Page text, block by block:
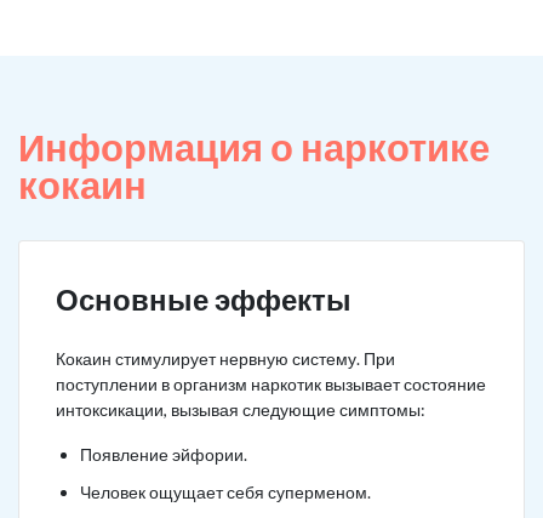
Информация о наркотике
кокаин
Основные эффекты
Кокаин стимулирует нервную систему. При
поступлении в организм наркотик вызывает состояние
интоксикации, вызывая следующие симптомы:
Появление эйфории.
Человек ощущает себя суперменом.